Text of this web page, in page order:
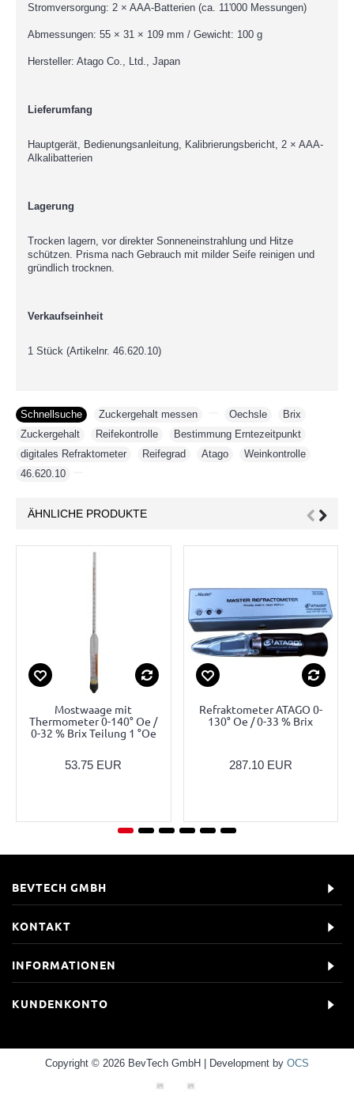
Stromversorgung: 2 × AAA-Batterien (ca. 11'000 Messungen)
Abmessungen: 55 × 31 × 109 mm / Gewicht: 100 g
Hersteller: Atago Co., Ltd., Japan
Lieferumfang
Hauptgerät, Bedienungsanleitung, Kalibrierungsbericht, 2 × AAA-
Alkalibatterien
Lagerung
Trocken lagern, vor direkter Sonneneinstrahlung und Hitze
schützen. Prisma nach Gebrauch mit milder Seife reinigen und
gründlich trocknen.
Verkaufseinheit
1 Stück (Artikelnr. 46.620.10)
Schnellsuche Zuckergehalt messen Oechsle Brix
Zuckergehalt
Reifekontrolle Bestimmung Erntezeitpunkt
digitales Refraktometer
Reifegrad Atago Weinkontrolle
46.620.10
ÄHNLICHE PRODUKTE
Mostwaage mit
Thermometer 0-140° Oe /
0-32 % Brix Teilung 1 °Oe
53.75 EUR
Refraktometer ATAGO 0-
130° Oe / 0-33 % Brix
287.10 EUR
BEVTECH GMBH
KONTAKT
INFORMATIONEN
KUNDENKONTO
Copyright © 2026 BevTech GmbH | Development by OCS